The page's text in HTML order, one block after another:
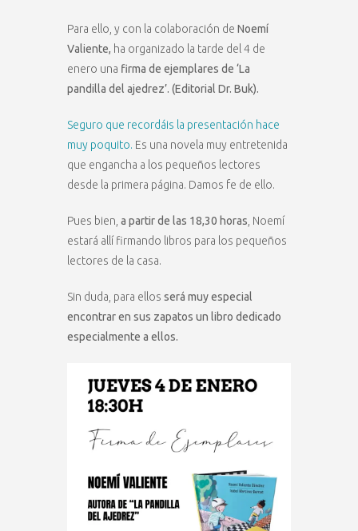
Para ello, y con la colaboración de Noemí
Valiente, ha organizado la tarde del 4 de
enero una firma de ejemplares de ‘La
pandilla del ajedrez’. (Editorial Dr. Buk).
Seguro que recordáis la presentación hace
muy poquito. Es una novela muy entretenida
que engancha a los pequeños lectores
desde la primera página. Damos fe de ello.
Pues bien, a partir de las 18,30 horas , Noemí
estará allí firmando libros para los pequeños
lectores de la casa.
Sin duda, para ellos será muy especial
encontrar en sus zapatos un libro dedicado
especialmente a ellos.